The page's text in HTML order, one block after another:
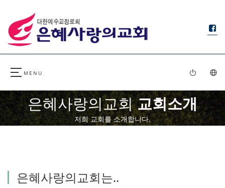
은혜사랑의교회교회소개
저희 교회를 소개합니다.
은혜사랑의교회는..